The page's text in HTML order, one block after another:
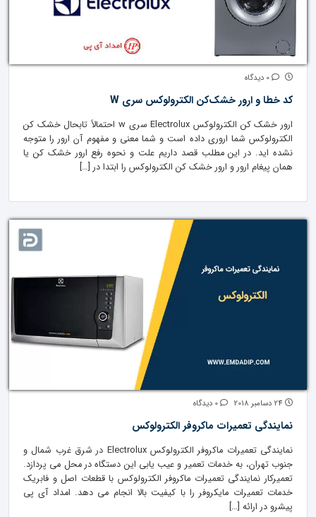
کد خطا و ارور خشک‌کن الکترولوکس سری W
ارور خشک کن الکترولوکس Electrolux سری w احتمالاً تابحال خشک کن
الکترولوکس شما اروری داده است و شما معنی و مفهوم آن ارور را متوجه
نشده اید. در این مطلب قصد داریم علت و نحوه رفع ارور خشک کن یا
همان پیغام ارور و ارور خشک کن الکترولوکس را ابتدا در […]
نمایندگی تعمیرات ماکروفر الکترولوکس
نمایندگی تعمیرات ماکروفر الکترولوکس Electrolux در شرق غرب شمال و
جنوب تهران، به خدمات تعمیر و عیب یابی این دستگاه در محل می پردازد.
تعمیرکار نمایندگی تعمیرات ماکروفر الکترولوکس با قطعات اصل و فابریک
خدمات تعمیرات مایکروفر را با کیفیت بالا انجام می دهد. امداد آی پی
پیشرو در ارائه […]